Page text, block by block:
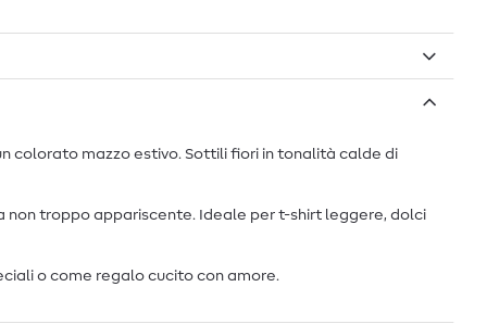
colorato mazzo estivo. Sottili fiori in tonalità calde di
troppo appariscente. Ideale per t-shirt leggere, dolci
o come regalo cucito con amore.